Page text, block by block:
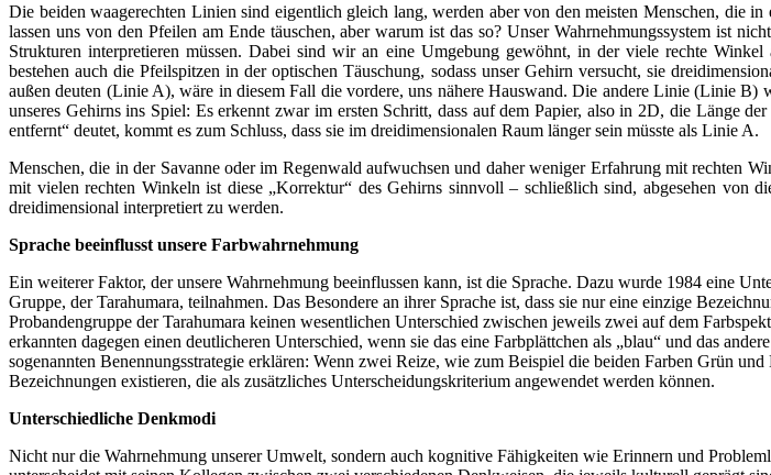
Die beiden waagerechten Linien sind eigentlich gleich lang, werden aber von den meisten Menschen, die
lassen uns von den Pfeilen am Ende täuschen, aber warum ist das so? Unser Wahrnehmungssystem ist
Strukturen interpretieren müssen. Dabei sind wir an eine Umgebung gewöhnt, in der viele rechte
bestehen auch die Pfeilspitzen in der optischen Täuschung, sodass unser Gehirn versucht, sie
außen deuten (Linie A), wäre in diesem Fall die vordere, uns nähere Hauswand. Die andere Linie (Linie
unseres Gehirns ins Spiel: Es erkennt zwar im ersten Schritt, dass auf dem Papier, also in 2D, die Länge
entfernt“ deutet, kommt es zum Schluss, dass sie im dreidimensionalen Raum länger sein müsste als Linie A.
Menschen, die in der Savanne oder im Regenwald aufwuchsen und daher weniger Erfahrung mit rechten
mit vielen rechten Winkeln ist diese „Korrektur“ des Gehirns sinnvoll – schließlich sind, abgesehen von
dreidimensional interpretiert zu werden.
Sprache beeinflusst unsere Farbwahrnehmung
Ein weiterer Faktor, der unsere Wahrnehmung beeinflussen kann, ist die Sprache. Dazu wurde 1984 eine
Gruppe, der Tarahumara, teilnahmen. Das Besondere an ihrer Sprache ist, dass sie nur eine einzige
Probandengruppe der Tarahumara keinen wesentlichen Unterschied zwischen jeweils zwei auf dem
erkannten dagegen einen deutlicheren Unterschied, wenn sie das eine Farbplättchen als „blau“ und das
sogenannten Benennungsstrategie erklären: Wenn zwei Reize, wie zum Beispiel die beiden Farben Grün
Bezeichnungen existieren, die als zusätzliches Unterscheidungskriterium angewendet werden können.
Unterschiedliche Denkmodi
Nicht nur die Wahrnehmung unserer Umwelt, sondern auch kognitive Fähigkeiten wie Erinnern und